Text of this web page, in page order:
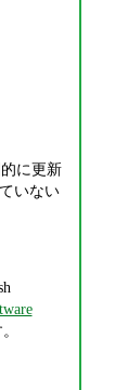
に更新
いない